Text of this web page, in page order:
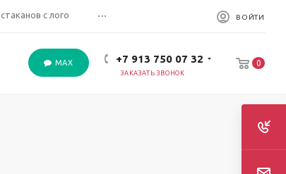
с лого ... ВОЙТИ
MAX +7 913 750 07 32
ЗАКАЗАТЬ ЗВОНОК
0